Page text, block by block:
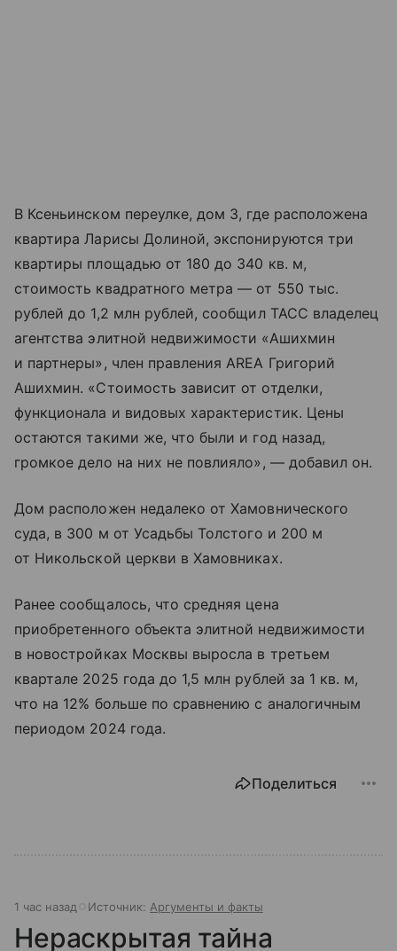
В Ксеньинском переулке, дом 3, где расположена
квартира Ларисы Долиной, экспонируются три
квартиры площадью от 180 до 340 кв. м,
стоимость квадратного метра — от 550 тыс.
рублей до 1,2 млн рублей, сообщил ТАСС владелец
агентства элитной недвижимости «Ашихмин
и партнеры», член правления AREA Григорий
Ашихмин. «Стоимость зависит от отделки,
функционала и видовых характеристик. Цены
остаются такими же, что были и год назад,
громкое дело на них не повлияло», — добавил он.
Дом расположен недалеко от Хамовнического
суда, в 300 м от Усадьбы Толстого и 200 м
от Никольской церкви в Хамовниках.
Ранее сообщалось, что средняя цена
приобретенного объекта элитной недвижимости
в новостройках Москвы выросла в третьем
квартале 2025 года до 1,5 млн рублей за 1 кв. м,
что на 12% больше по сравнению с аналогичным
периодом 2024 года.
Поделиться
1 час назад Источник: Аргументы и факты
Нераскрытая тайна